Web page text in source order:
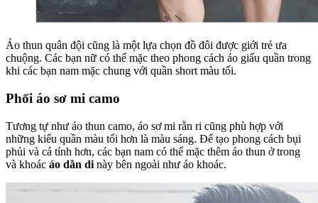
Áo thun quân đội cũng là một lựa chọn đồ đôi được giới trẻ ưa
chuộng. Các bạn nữ có thể mặc theo phong cách áo giấu quần trong
khi các bạn nam mặc chung với quần short màu tối.
Phối áo sơ mi camo
Tương tự như áo thun camo, áo sơ mi rằn ri cũng phù hợp với
những kiểu quần màu tối hơn là màu sáng. Để tạo phong cách bụi
phủi và cá tính hơn, các bạn nam có thể mặc thêm áo thun ở trong
và khoác áo dằn di này bên ngoài như áo khoác.